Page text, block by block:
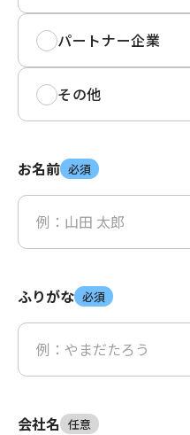
パートナー企業
その他
お名前 必須
ふりがな 必須
会社名 任意